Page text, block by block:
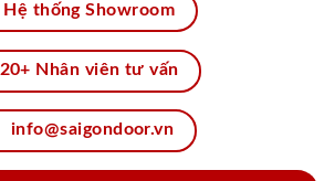
Hệ thống Showroom
20+ Nhân viên tư vấn
info@saigondoor.vn